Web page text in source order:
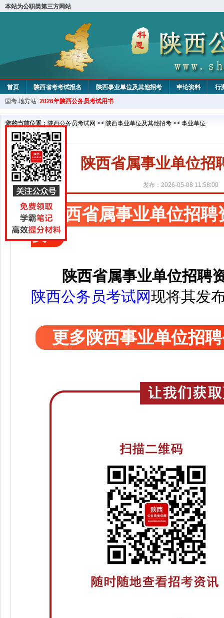
本站为公职类第三方网站
首页 陕西省考考试报名 陕西事业单位及其他招考 申论资料
行
国考 地方站: 2026年陕西公务员考试用书
您的当前位置： 陕西公务员考试网 >> 陕西事业单位及其他招考 >> 事业单位
陕西省属事业单位招
发布：2026-05-08 11:58:00
陕西省属事业单位招
要
陕西省属事业单位招聘
陕西公务员考试网现将其发
更多陕西事业单位招